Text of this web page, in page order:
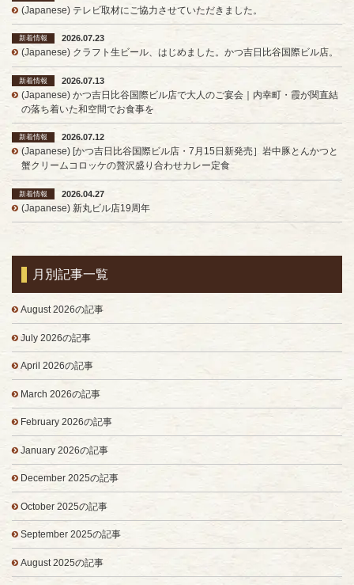
(Japanese) テレビ取材にご協力させていただきました。
新着情報
2026.07.23
(Japanese) クラフト生ビール、はじめました。かつ吉日比谷国際ビル店。
新着情報
2026.07.13
(Japanese) かつ吉日比谷国際ビル店で大人のご宴会｜内幸町・霞が関直結
の落ち着いた和空間でお食事を
新着情報
2026.07.12
(Japanese) [かつ吉日比谷国際ビル店・7月15日新発売］岩中豚とんかつと
蟹クリームコロッケの贅沢盛り合わせカレー定食
新着情報
2026.04.27
(Japanese) 新丸ビル店19周年
月別記事一覧
August 2026の記事
July 2026の記事
April 2026の記事
March 2026の記事
February 2026の記事
January 2026の記事
December 2025の記事
October 2025の記事
September 2025の記事
August 2025の記事